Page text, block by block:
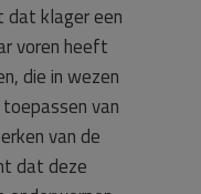
dat klager een
voren heeft
die in wezen
van
van de
dat deze